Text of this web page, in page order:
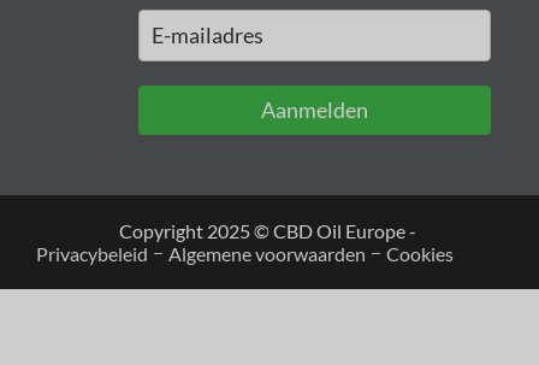
Aanmelden
Copyright 2025 © CBD Oil Europe -
Privacybeleid
Algemene voorwaarden Cookies